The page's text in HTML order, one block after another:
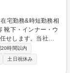
せします。当社の
ションです。需要を
納期管理、引き取
20時間以内
土日祝休み